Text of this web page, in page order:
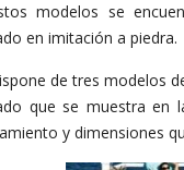
modelos se
en imitación a piedra.
de tres modelos
que se muestra en
y dimensiones